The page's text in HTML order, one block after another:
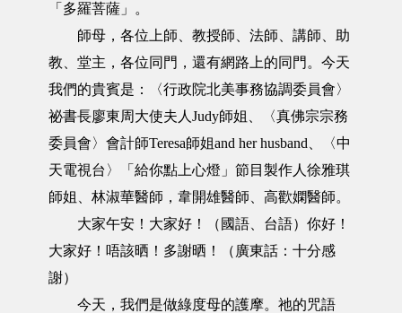
「多羅菩薩」。
師母，各位上師、教授師、法師、講師、助
教、堂主，各位同門，還有網路上的同門。今天
我們的貴賓是：〈行政院北美事務協調委員會〉
祕書長廖東周大使夫人Judy師姐、〈真佛宗宗務
委員會〉會計師Teresa師姐and her husband、〈中
天電視台〉「給你點上心燈」節目製作人徐雅琪
師姐、林淑華醫師，韋開雄醫師、高歡嫻醫師。
大家午安！大家好！（國語、台語）你好！
大家好！唔該晒！多謝晒！（廣東話：十分感
謝）
今天，我們是做綠度母的護摩。祂的咒語